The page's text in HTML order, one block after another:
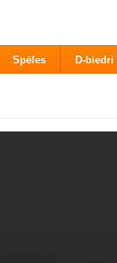
Spēles D-biedri